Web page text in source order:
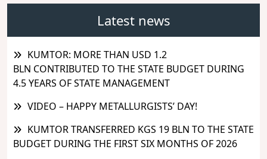
Latest news
KUMTOR: MORE THAN USD 1.2
BLN CONTRIBUTED TO THE STATE BUDGET DURING
4.5 YEARS OF STATE MANAGEMENT
VIDEO – HAPPY METALLURGISTS’ DAY!
KUMTOR TRANSFERRED KGS 19 BLN TO THE STATE
BUDGET DURING THE FIRST SIX MONTHS OF 2026